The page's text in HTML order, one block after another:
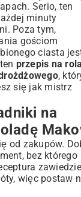
drożdży – czy to
– jak długo
święta – tradycja i
Tradycji w
Serio, ten
minuty
Poza tym,
gościom
ciasta
przepis na
,
się jak mistrz
na
od zakupów.
bez którego
więc postaw